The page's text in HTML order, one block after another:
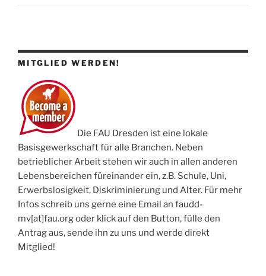
MITGLIED WERDEN!
Die FAU Dresden ist eine lokale
Basisgewerkschaft für alle Branchen. Neben
betrieblicher Arbeit stehen wir auch in allen anderen
Lebensbereichen füreinander ein, z.B. Schule, Uni,
Erwerbslosigkeit, Diskriminierung und Alter. Für mehr
Infos schreib uns gerne eine Email an faudd-
mv[at]fau.org oder klick auf den Button, fülle den
Antrag aus, sende ihn zu uns und werde direkt
Mitglied!